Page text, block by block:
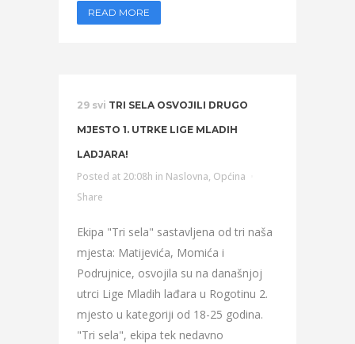
READ MORE
29 svi TRI SELA OSVOJILI DRUGO
MJESTO 1. UTRKE LIGE MLADIH
LADJARA!
Posted at 20:08h in Naslovna, Općina
Share
Ekipa "Tri sela" sastavljena od tri naša
mjesta: Matijevića, Momića i
Podrujnice, osvojila su na današnjoj
utrci Lige Mladih lađara u Rogotinu 2.
mjesto u kategoriji od 18-25 godina.
"Tri sela", ekipa tek nedavno